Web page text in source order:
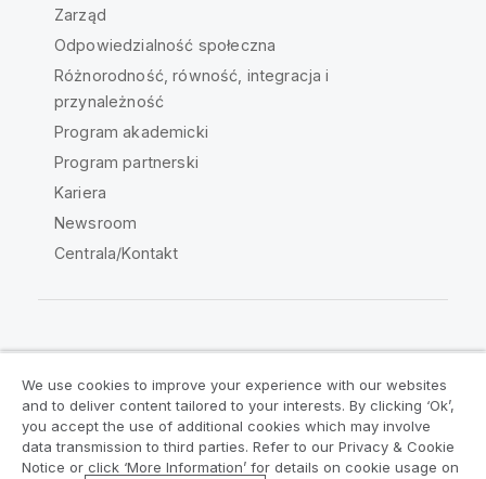
Zarząd
Odpowiedzialność społeczna
Różnorodność, równość, integracja i
przynależność
Program akademicki
Program partnerski
Kariera
Newsroom
Centrala/Kontakt
Umowy prawne
Warunki produktu
Legal Policies
Legal Policies
We use cookies to improve your experience with our websites
and to deliver content tailored to your interests. By clicking ‘Ok’,
you accept the use of additional cookies which may involve
data transmission to third parties. Refer to our Privacy & Cookie
Notice or click ‘More Information’ for details on cookie usage on